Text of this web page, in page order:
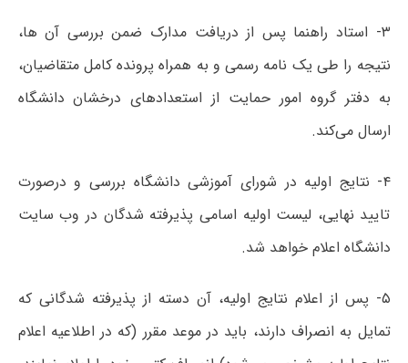
۳- استاد راهنما پس از دریافت مدارک ضمن بررسی آن ها،
نتیجه را طی یک نامه رسمی و به همراه پرونده کامل متقاضیان،
به دفتر گروه امور حمایت از استعدادهای درخشان دانشگاه
ارسال می‌کند.
۴- نتایج اولیه در شورای آموزشی دانشگاه بررسی و درصورت
تایید نهایی، لیست اولیه اسامی پذیرفته شدگان در وب سایت
دانشگاه اعلام خواهد شد.
۵- پس از اعلام نتایج اولیه، آن دسته از پذیرفته شدگانی که
تمایل به انصراف دارند، باید در موعد مقرر (که در اطلاعیه اعلام